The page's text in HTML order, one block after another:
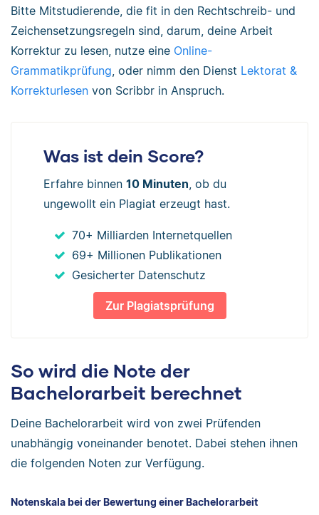
Bitte Mitstudierende, die fit in den Rechtschreib- und
Zeichensetzungsregeln sind, darum, deine Arbeit
Korrektur zu lesen, nutze eine Online-
Grammatikprüfung , oder nimm den Dienst Lektorat &
Korrekturlesen von Scribbr in Anspruch.
Was ist dein Score?
Erfahre binnen 10 Minuten , ob du
ungewollt ein Plagiat erzeugt hast.
70+ Milliarden Internetquellen
69+ Millionen Publikationen
Gesicherter Datenschutz
Zur Plagiatsprüfung
So wird die Note der
Bachelorarbeit berechnet
Deine Bachelorarbeit wird von zwei Prüfenden
unabhängig voneinander benotet. Dabei stehen ihnen
die folgenden Noten zur Verfügung.
Notenskala bei der Bewertung einer Bachelorarbeit